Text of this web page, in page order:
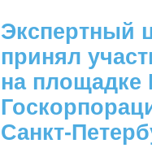
Экспертный
принял
на площадке
Санкт-